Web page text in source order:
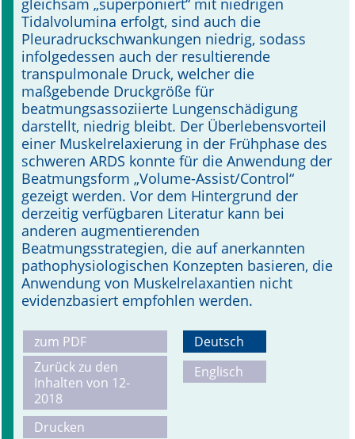
gleichsam „superponiert“ mit niedrigen
Tidalvolumina erfolgt, sind auch die
Pleuradruckschwankungen niedrig, sodass
infolgedessen auch der resultierende
transpulmonale Druck, welcher die
maßgebende Druckgröße für
beatmungsassoziierte Lungenschä­digung
darstellt, niedrig bleibt. Der Überlebensvorteil
einer Muskelre­laxierung in der Frühphase des
schweren ARDS konnte für die Anwendung der
Beatmungsform „Volume-Assist/Control“
gezeigt werden. Vor dem Hintergrund der
derzeitig verfügbaren Literatur kann bei
anderen augmentierenden
Beatmungsstrategien, die auf anerkannten
pathophysiologischen Konzepten basieren, die
Anwendung von Muskelrelaxantien nicht
evidenzbasiert empfohlen werden.
zum PDF
Zurück zu den
Inhalten von 12-
2018
Drucken
Deutsch
Englisch